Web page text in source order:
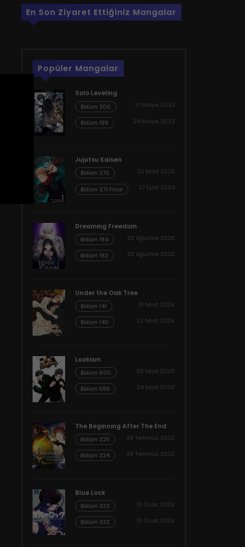
En Son Ziyaret Ettiğiniz Mangalar
Popüler Mangalar
Solo Leveling
Bölüm 200 31 Mayıs 2023
Bölüm 199 24 Mayıs 2023
Jujutsu Kaisen
Bölüm 272 20 Mart 2025
Bölüm 271 Final 27 Eylül 2024
Dreaming Freedom
Bölüm 184 25 Ağustos 2025
Bölüm 183 25 Ağustos 2025
Under the Oak Tree
Bölüm 141 31 Mart 2026
Bölüm 140 22 Mart 2026
Lookism
Bölüm 600 30 Mart 2026
Bölüm 599 24 Mart 2026
The Beginning After The End
Bölüm 225 28 Temmuz 2025
Bölüm 224 28 Temmuz 2025
Blue Lock
Bölüm 333 31 Ocak 2026
Bölüm 332 31 Ocak 2026